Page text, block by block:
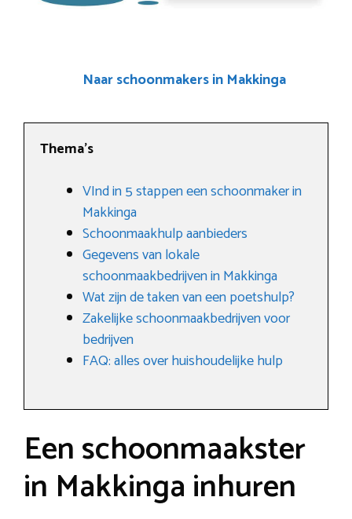
Naar schoonmakers in Makkinga
Thema’s
VInd in 5 stappen een schoonmaker in
Makkinga
Schoonmaakhulp aanbieders
Gegevens van lokale
schoonmaakbedrijven in Makkinga
Wat zijn de taken van een poetshulp?
Zakelijke schoonmaakbedrijven voor
bedrijven
FAQ: alles over huishoudelijke hulp
Een schoonmaakster
in Makkinga inhuren